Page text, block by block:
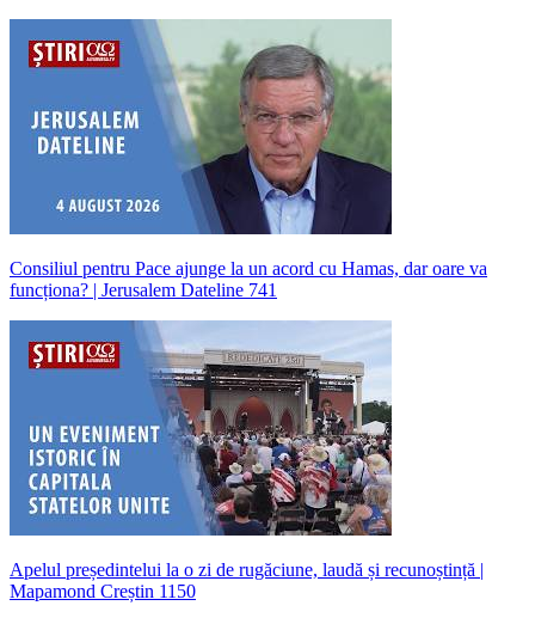
Consiliul pentru Pace ajunge la un acord cu Hamas, dar oare va
funcționa? | Jerusalem Dateline 741
Apelul președintelui la o zi de rugăciune, laudă și recunoștință |
Mapamond Creștin 1150